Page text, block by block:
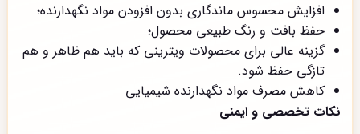
افزایش محسوس ماندگاری بدون افزودن مواد نگهدارنده؛
حفظ بافت و رنگ طبیعی محصول؛
گزینه عالی برای محصولات ویترینی که باید هم ظاهر و هم
تازگی حفظ شود.
کاهش مصرف مواد نگهدارنده شیمیایی
نکات تخصصی و ایمنی